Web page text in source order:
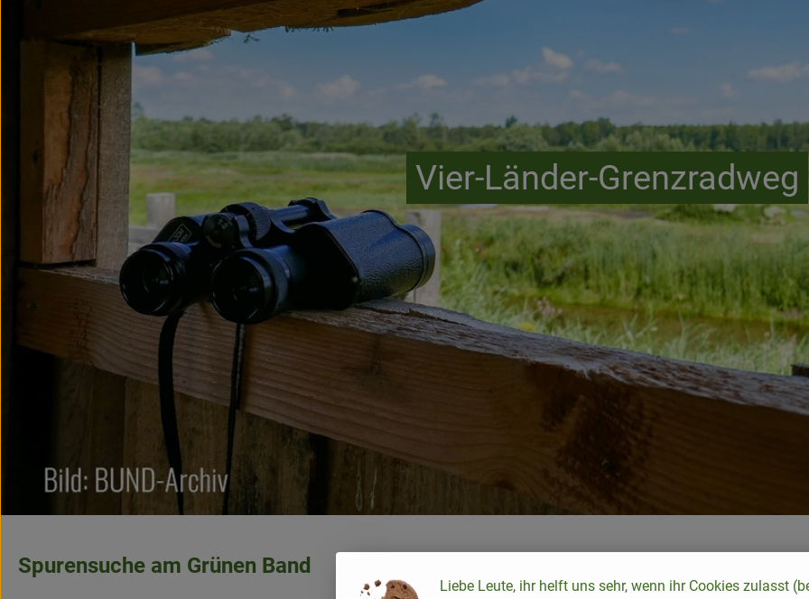
Vier-Länder-Grenzradweg
Spurensuche am Grünen Band
Liebe Leute, ihr helft uns sehr, wenn ihr Cookies zulasst